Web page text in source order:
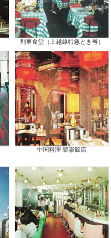
列車食堂（上越線特急とき号）
中国料理 聚楽飯店